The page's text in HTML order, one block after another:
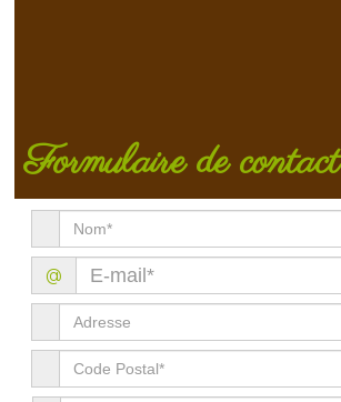
Formulaire de contact
@